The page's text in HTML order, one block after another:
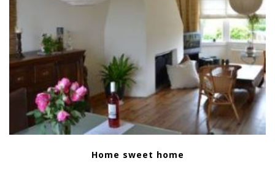
Home sweet home